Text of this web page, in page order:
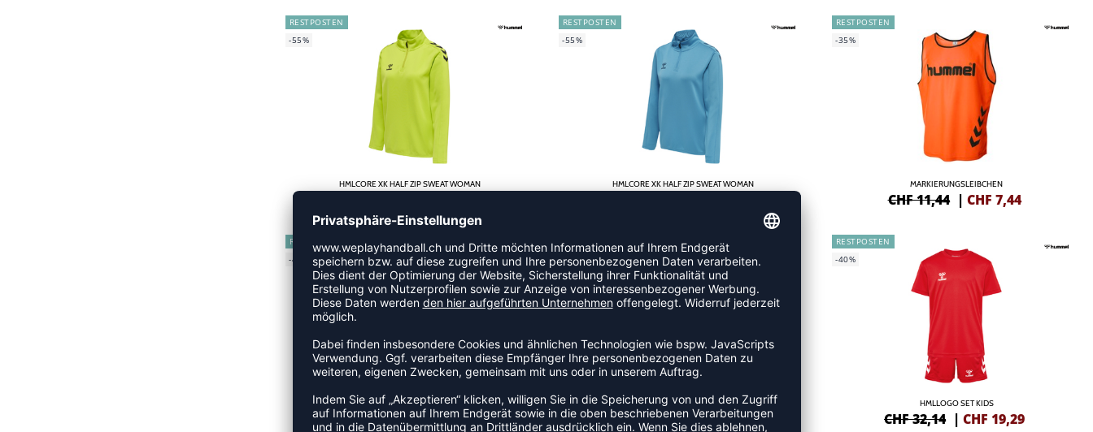
RESTPOSTEN
-55%
HMLCORE XK HALF ZIP SWEAT WOMAN
RESTPOSTEN
-55%
HMLCORE XK HALF ZIP SWEAT WOMAN
RESTPOSTEN
-35%
MARKIERUNGSLEIBCHEN
CHF 11,44 | CHF 7,44
RESTPOSTEN
-40%
HMLLOGO SET KIDS
CHF 32,14 |CHF19,29
RESTPOSTEN
-15%
MULTIPLAY FLEX LC JR
CHF 40,19 | CHF 34,16
RESTPOSTEN
-40%
HMLLOGO SET KIDS
CHF 32,14 | CHF 19,29